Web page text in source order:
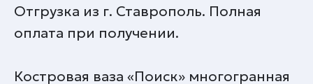
Отгрузка из г. Ставрополь. Полная
оплата при получении.
Костровая ваза «Поиск» многогранная